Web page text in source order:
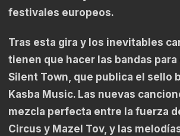
festivales europeos.
Tras esta gira y los inevitables
tienen que hacer las bandas
Silent Town, que publica el sello
Kasba Music. Las nuevas
mezcla perfecta entre la fuerza
Circus y Mazel Tov, y las